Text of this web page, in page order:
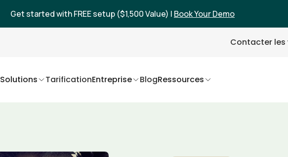
Get started with FREE setup ($1,500 Value) | Book Your Demo
Contacter les
Solutions TarificationEntreprise BlogRessources